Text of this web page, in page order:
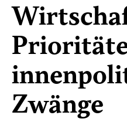
Zwänge